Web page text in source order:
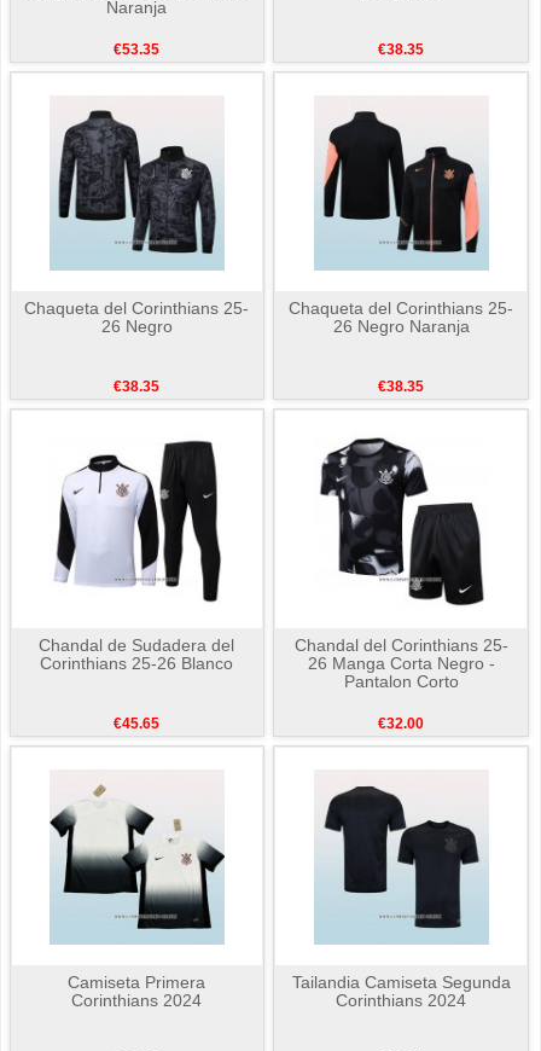
Naranja
€53.35 €38.35
Chaqueta del Corinthians 25-
26 Negro
€38.35
Chaqueta del Corinthians 25-
26 Negro Naranja
€38.35
Chandal de Sudadera del
Corinthians 25-26 Blanco
€45.65
Chandal del Corinthians 25-
26 Manga Corta Negro -
Pantalon Corto
€32.00
Camiseta Primera
Corinthians 2024
Tailandia Camiseta Segunda
Corinthians 2024